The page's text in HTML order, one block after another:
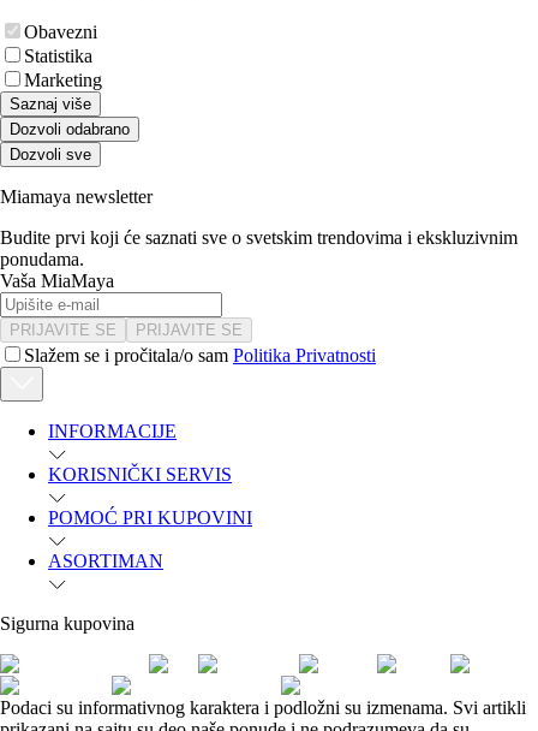
Obavezni
Statistika
Marketing
Saznaj više
Dozvoli odabrano
Dozvoli sve
Miamaya newsletter
Budite prvi koji će saznati sve o svetskim trendovima i ekskluzivnim
ponudama.
Vaša MiaMaya
PRIJAVITE SE PRIJAVITE SE
Slažem se i pročitala/o sam Politika Privatnosti
INFORMACIJE
KORISNIČKI SERVIS
POMOĆ PRI KUPOVINI
ASORTIMAN
Sigurna kupovina
Podaci su informativnog karaktera i podložni su izmenama. Svi artikli